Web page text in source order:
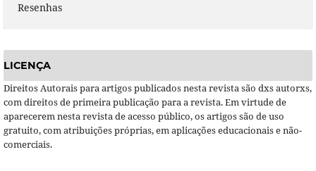
Resenhas
LICENÇA
Direitos Autorais para artigos publicados nesta revista são dxs autorxs,
com direitos de primeira publicação para a revista. Em virtude de
aparecerem nesta revista de acesso público, os artigos são de uso
gratuito, com atribuições próprias, em aplicações educacionais e não-
comerciais.